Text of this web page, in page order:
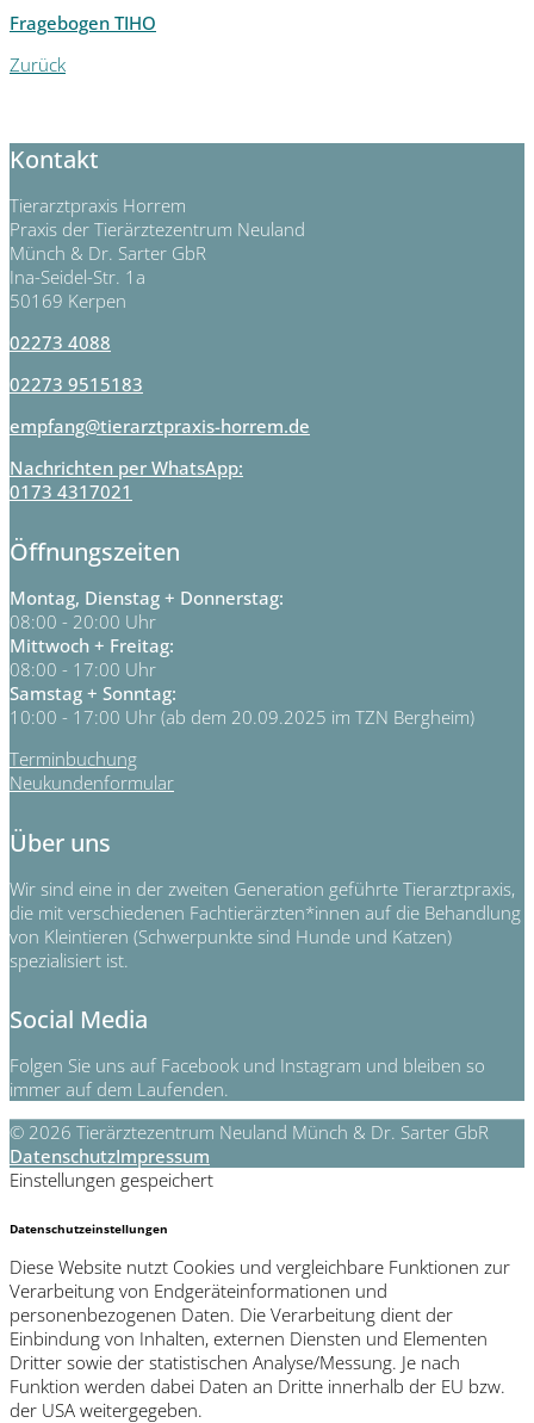
Fragebogen TIHO
Zurück
Kontakt
Tierarztpraxis Horrem
Praxis der Tierärztezentrum Neuland
Münch & Dr. Sarter GbR
Ina-Seidel-Str. 1a
50169 Kerpen
02273 4088
02273 9515183
empfang@tierarztpraxis-horrem.de
Nachrichten per WhatsApp:
0173 4317021
Öffnungszeiten
Montag, Dienstag + Donnerstag:
08:00 - 20:00 Uhr
Mittwoch + Freitag:
08:00 - 17:00 Uhr
Samstag + Sonntag:
10:00 - 17:00 Uhr (ab dem 20.09.2025 im TZN Bergheim)
Terminbuchung
Neukundenformular
Über uns
Wir sind eine in der zweiten Generation geführte Tierarztpraxis,
die mit verschiedenen Fachtierärzten*innen auf die Behandlung
von Kleintieren (Schwerpunkte sind Hunde und Katzen)
spezialisiert ist.
Social Media
Folgen Sie uns auf Facebook und Instagram und bleiben so
immer auf dem Laufenden.
© 2026 Tierärztezentrum Neuland Münch & Dr. Sarter GbR
DatenschutzImpressum
Einstellungen gespeichert
Datenschutzeinstellungen
Diese Website nutzt Cookies und vergleichbare Funktionen zur
Verarbeitung von Endgeräteinformationen und
personenbezogenen Daten. Die Verarbeitung dient der
Einbindung von Inhalten, externen Diensten und Elementen
Dritter sowie der statistischen Analyse/Messung. Je nach
Funktion werden dabei Daten an Dritte innerhalb der EU bzw.
der USA weitergegeben.